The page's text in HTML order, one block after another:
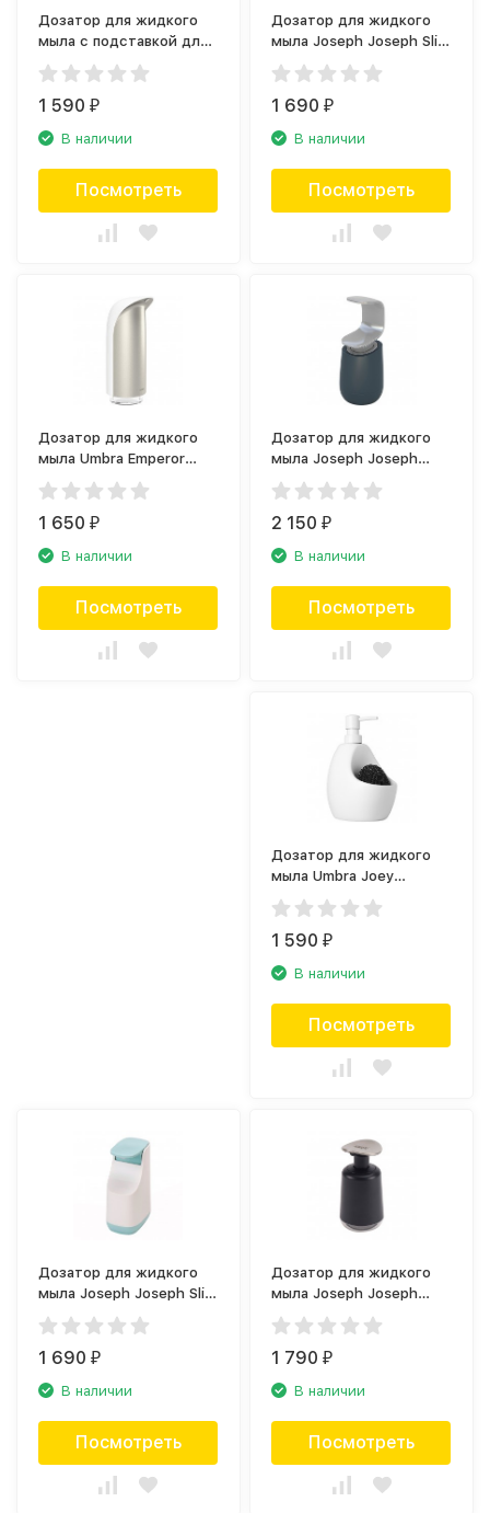
Дозатор для жидкого
мыла с подставкой для
губки Umbra Joey
330750-149
1 590₽
В наличии
Посмотреть
Дозатор для жидкого
мыла Joseph Joseph Slim
70512
1 690₽
В наличии
Посмотреть
Дозатор для жидкого
мыла Umbra Emperor
1015548-670
1 650₽
В наличии
Посмотреть
Дозатор для жидкого
мыла Joseph Joseph
85054
2 150₽
В наличии
Посмотреть
Дозатор для жидкого
мыла Umbra Joey
330750-660
1 590₽
В наличии
Посмотреть
Дозатор для жидкого
мыла Joseph Joseph Slim
70503
1 690₽
В наличии
Посмотреть
Дозатор для жидкого
мыла Joseph Joseph
Presto 85137
1 790₽
В наличии
Посмотреть